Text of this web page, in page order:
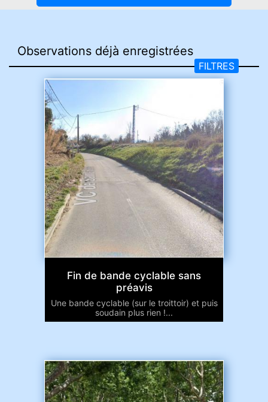
FILTRES
Fin de bande cyclable sans
préavis
Une bande cyclable (sur le troittoir) et puis
soudain plus rien !...